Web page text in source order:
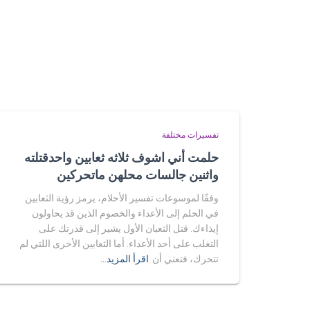
تفسيرات مختلفة
حلمت أني اشوف ثلاثه ثعابين واحدقتلته
واثنين جالسات محلهن ماتحركين
وفقًا لموسوعات تفسير الأحلام، يرمز رؤية الثعابين
في الحلم إلى الأعداء والخصوم الذين قد يحاولون
إيذاءك. قتل الثعبان الأول يشير إلى قدرتك على
التغلب على أحد الأعداء. أما الثعابين الأخرى اللتي لم
تتحرك، فتعني أن اقرأ المزيد…